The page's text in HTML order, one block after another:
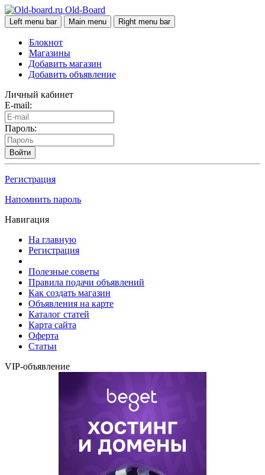
Old-Board
Left menu bar Main menu Right menu bar
Блокнот
Магазины
Добавить магазин
Добавить объявление
Личный кабинет
E-mail:
Пароль:
Войти
Регистрация
Напомнить пароль
Навигация
На главную
Регистрация
Полезные советы
Правила подачи объявлений
Как создать магазин
Объявления на карте
Каталог статей
Карта сайта
Оферта
Статьи
VIP-объявление